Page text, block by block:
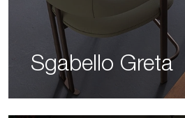
Sgabello Greta